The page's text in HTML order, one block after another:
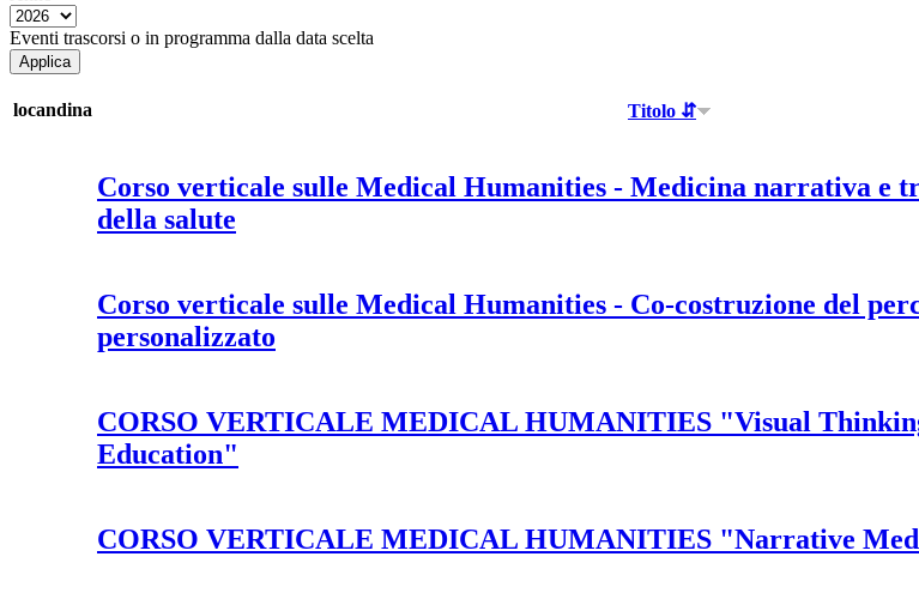
Eventi trascorsi o in programma dalla data scelta
locandina Titolo ⇵
Corso verticale sulle Medical Humanities - Medicina narrativa e
della salute
Corso verticale sulle Medical Humanities - Co-costruzione del
personalizzato
CORSO VERTICALE MEDICAL HUMANITIES "Visual
Education"
CORSO VERTICALE MEDICAL HUMANITIES "Narrative